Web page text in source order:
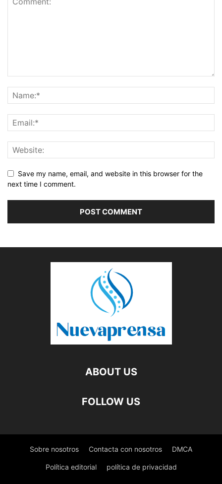
Save my name, email, and website in this browser for the
next time I comment.
ABOUT US
FOLLOW US
Sobre nosotros Contacta con nosotros DMCA
Política editorial política de privacidad